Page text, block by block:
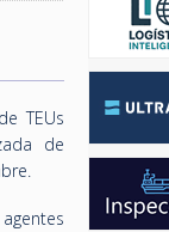
TEUs
de